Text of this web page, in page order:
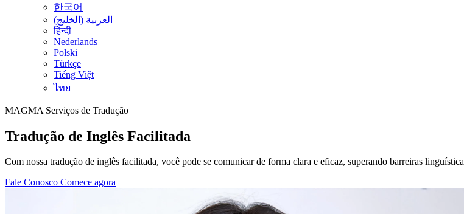
한국어
العربية (الخليج)
हिन्दी
Nederlands
Polski
Türkçe
Tiếng Việt
ไทย
MAGMA Serviços de Tradução
Tradução de Inglês Facilitada
Com nossa tradução de inglês facilitada, você pode se comunicar de forma clara e eficaz, superando barreiras
Fale Conosco Comece agora